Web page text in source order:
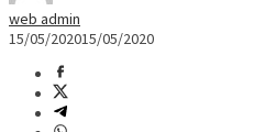
web admin
15/05/202015/05/2020